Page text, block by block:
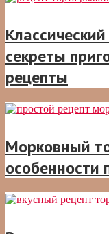
секреты
рецепты
Морковный
особенности